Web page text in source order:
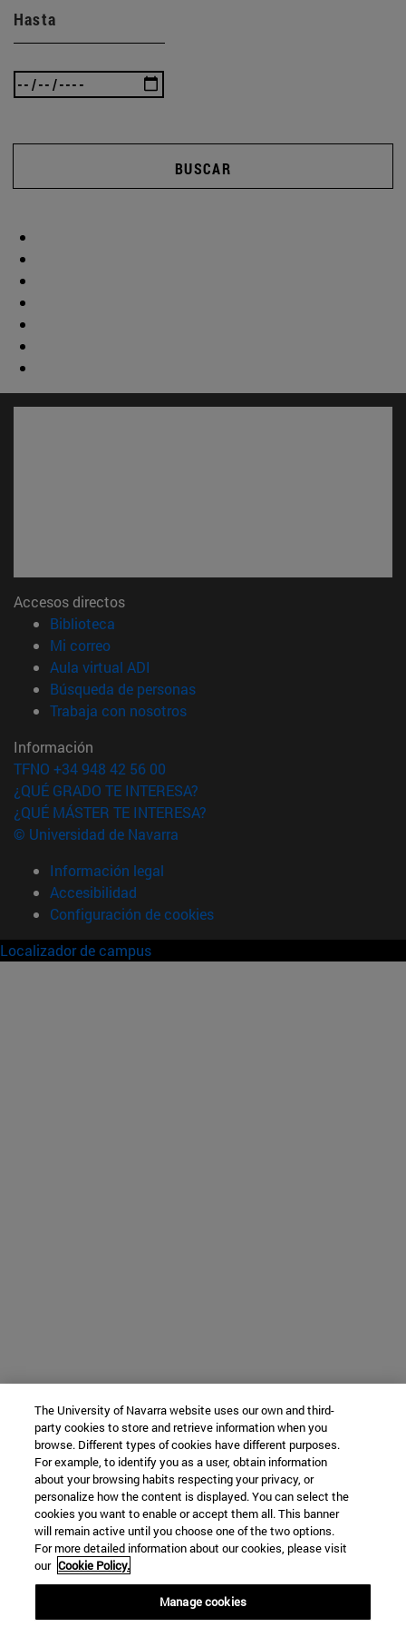
Hasta
BUSCAR
Accesos directos
Biblioteca
Mi correo(abre en nueva ventana)
Aula virtual ADI
Búsqueda de personas(abre en nueva ventana)
Trabaja con nosotros(abre en nueva ventana)
Información
TFNO +34 948 42 56 00
¿QUÉ GRADO TE INTERESA?
¿QUÉ MÁSTER TE INTERESA?
© Universidad de Navarra
Información legal
Accesibilidad
Configuración de cookies
Localizador de campus
The University of Navarra website uses our own and third-
party cookies to store and retrieve information when you
browse. Different types of cookies have different purposes.
For example, to identify you as a user, obtain information
about your browsing habits respecting your privacy, or
personalize how the content is displayed. You can select the
cookies you want to enable or accept them all. This banner
will remain active until you choose one of the two options.
For more detailed information about our cookies, please visit
our Cookie Policy.
Manage cookies